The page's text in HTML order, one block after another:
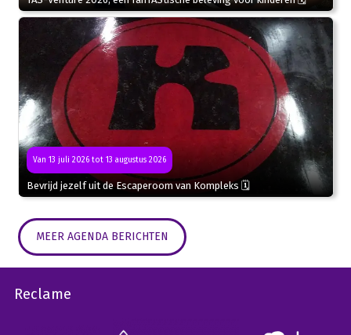
Van 13 juli 2026 tot 13 augustus 2026
Bevrijd jezelf uit de Escaperoom van Kompleks 🗓
MEER AGENDA BERICHTEN
Reclame